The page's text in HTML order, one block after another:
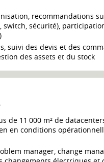
recommandations
switch, sécurité),
suivi des devis et des
des assets et du stock
de 11 000 m² de
en conditions
manager, change